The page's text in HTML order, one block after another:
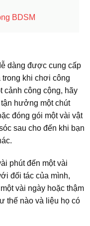
BDSM
dàng được cung cấp
khi chơi công
cảnh công cộng, hãy
hưởng một chút
đóng gói một vài vật
sau cho đến khi bạn
phút đến một vài
đối tác của mình,
vài ngày hoặc thậm
thế nào và liệu họ có